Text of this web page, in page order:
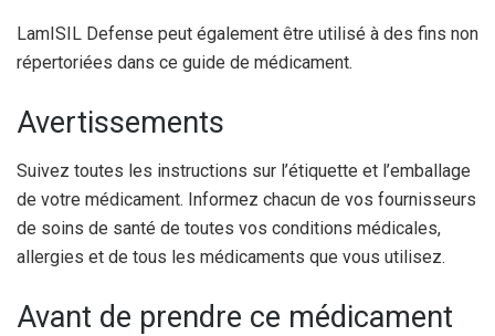
LamISIL Defense peut également être utilisé à des fins non
répertoriées dans ce guide de médicament.
Avertissements
Suivez toutes les instructions sur l’étiquette et l’emballage
de votre médicament. Informez chacun de vos fournisseurs
de soins de santé de toutes vos conditions médicales,
allergies et de tous les médicaments que vous utilisez.
Avant de prendre ce médicament